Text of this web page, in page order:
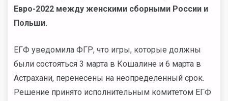
Евро-2022 между женскими сборными России и
Польши.
ЕГФ уведомила ФГР, что игры, которые должны
были состояться 3 марта в Кошалине и 6 марта в
Астрахани, перенесены на неопределенный срок.
Решение принято исполнительным комитетом ЕГФ